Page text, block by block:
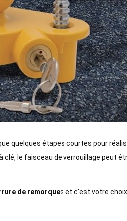
quelques étapes courtes pour
le faisceau de verrouillage peut
de remorques et c'est votre choix